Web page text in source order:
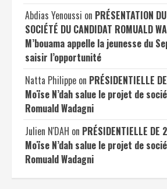
Abdias Yenoussi on PRÉSENTATION
SOCIÉTÉ DU CANDIDAT ROMUALD
M’bouama appelle la jeunesse du
saisir l’opportunité
Natta Philippe on PRÉSIDENTIELLE
Moïse N’dah salue le projet de
Romuald Wadagni
Julien N'DAH on PRÉSIDENTIELLE DE
Moïse N’dah salue le projet de
Romuald Wadagni